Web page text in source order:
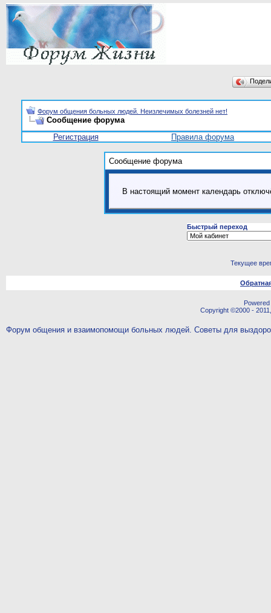
Форум общения больных людей. Неизлечимых болезней нет!
Сообщение форума
Регистрация
Правила форума
Сообщение форума
В настоящий момент календарь
Быстрый переход
Текущее
Copyright ©2000 -
Форум общения и взаимопомощи больных людей. Советы для